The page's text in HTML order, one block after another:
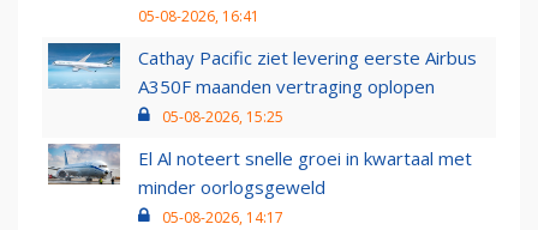
05-08-2026, 16:41
Cathay Pacific ziet levering eerste Airbus
A350F maanden vertraging oplopen
05-08-2026, 15:25
El Al noteert snelle groei in kwartaal met
minder oorlogsgeweld
05-08-2026, 14:17